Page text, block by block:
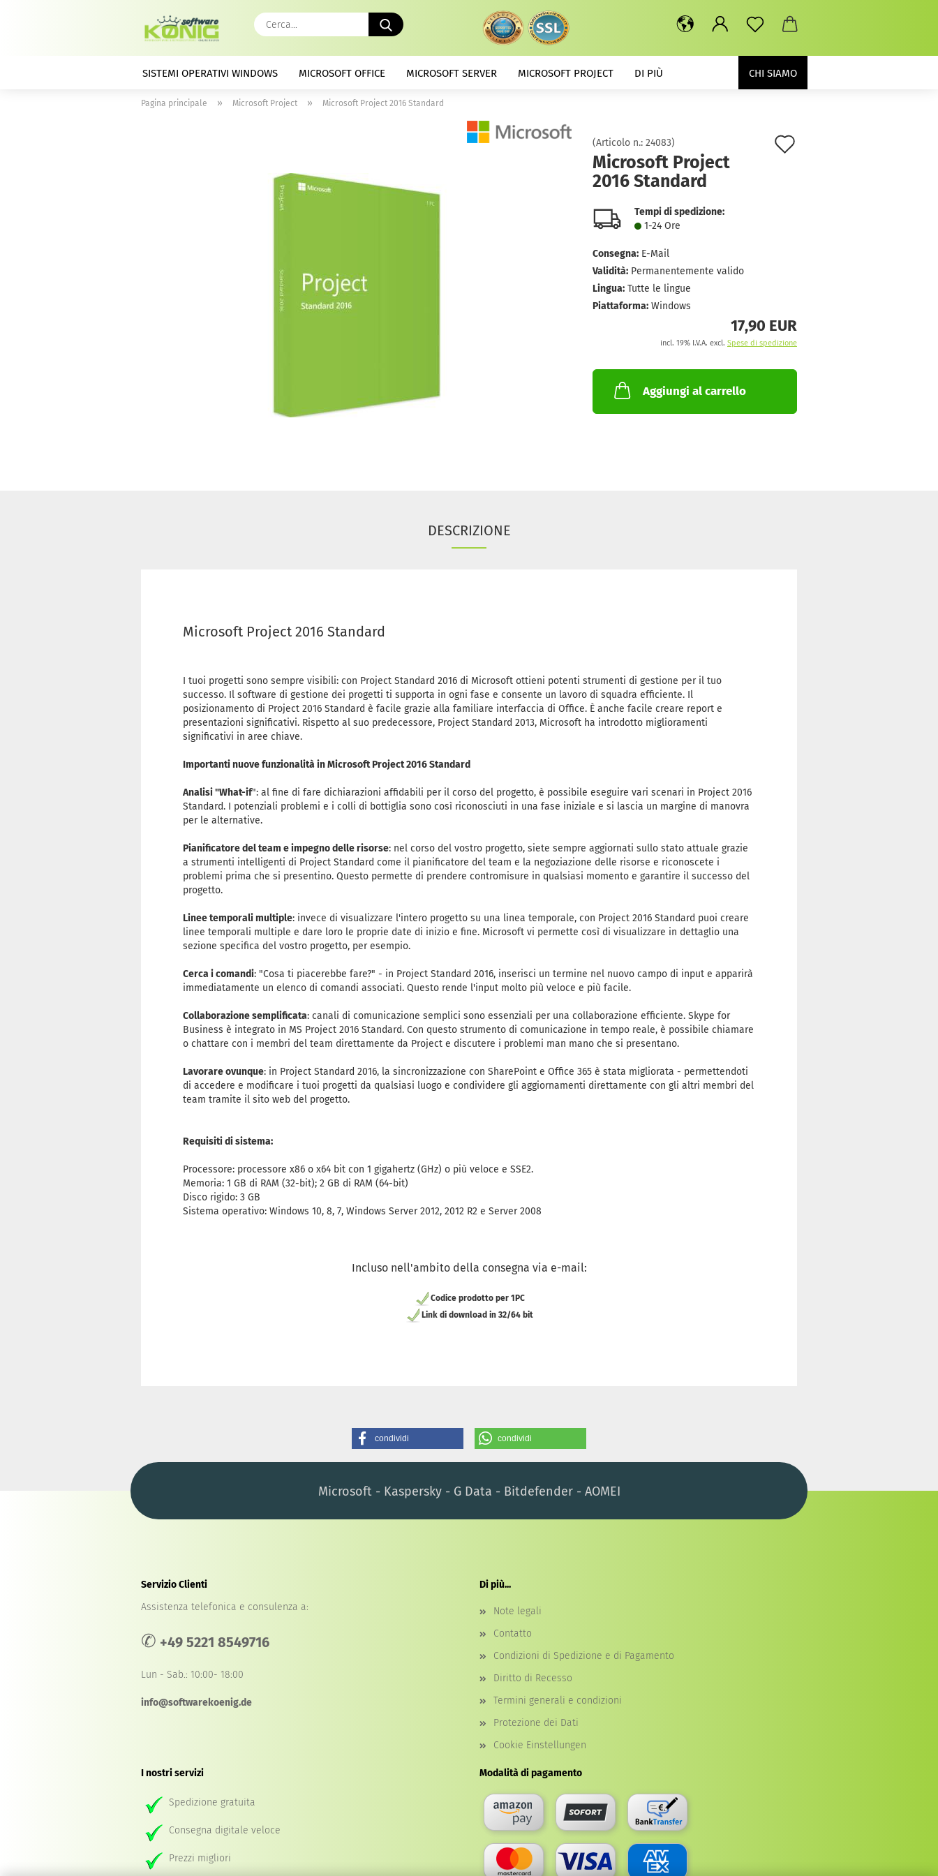
Cerca...
SISTEMI OPERATIVI WINDOWS MICROSOFT OFFICE MICROSOFT SERVER MICROSOFT PROJECT CHI SIAMO
DI PIÙ
Pagina principale » Microsoft Project » Microsoft Project 2016 Standard
(Articolo n.: 24083)
Microsoft Project
2016 Standard
Tempi di spedizione:
1-24 Ore
Consegna: E-Mail
Validità: Permanentemente valido
Lingua: Tutte le lingue
Piattaforma: Windows
17,90 EUR
incl. 19% I.V.A. excl. Spese di spedizione
Aggiungi al carrello
DESCRIZIONE
Microsoft Project 2016 Standard
I tuoi progetti sono sempre visibili: con Project Standard 2016 di Microsoft ottieni potenti strumenti di gestione per il tuo
successo. Il software di gestione dei progetti ti supporta in ogni fase e consente un lavoro di squadra efficiente. Il
posizionamento di Project 2016 Standard è facile grazie alla familiare interfaccia di Office. È anche facile creare report e
presentazioni significativi. Rispetto al suo predecessore, Project Standard 2013, Microsoft ha introdotto miglioramenti
significativi in ​​aree chiave.
Importanti nuove funzionalità in Microsoft Project 2016 Standard
Analisi "What-if": al fine di fare dichiarazioni affidabili per il corso del progetto, è possibile eseguire vari scenari in Project 2016
Standard. I potenziali problemi e i colli di bottiglia sono così riconosciuti in una fase iniziale e si lascia un margine di manovra
per le alternative.
Pianificatore del team e impegno delle risorse: nel corso del vostro progetto, siete sempre aggiornati sullo stato attuale grazie
a strumenti intelligenti di Project Standard come il pianificatore del team e la negoziazione delle risorse e riconoscete i
problemi prima che si presentino. Questo permette di prendere contromisure in qualsiasi momento e garantire il successo del
progetto.
Linee temporali multiple: invece di visualizzare l'intero progetto su una linea temporale, con Project 2016 Standard puoi creare
linee temporali multiple e dare loro le proprie date di inizio e fine. Microsoft vi permette così di visualizzare in dettaglio una
sezione specifica del vostro progetto, per esempio.
Cerca i comandi: "Cosa ti piacerebbe fare?" - in Project Standard 2016, inserisci un termine nel nuovo campo di input e apparirà
immediatamente un elenco di comandi associati. Questo rende l'input molto più veloce e più facile.
Collaborazione semplificata: canali di comunicazione semplici sono essenziali per una collaborazione efficiente. Skype for
Business è integrato in MS Project 2016 Standard. Con questo strumento di comunicazione in tempo reale, è possibile chiamare
o chattare con i membri del team direttamente da Project e discutere i problemi man mano che si presentano.
Lavorare ovunque: in Project Standard 2016, la sincronizzazione con SharePoint e Office 365 è stata migliorata - permettendoti
di accedere e modificare i tuoi progetti da qualsiasi luogo e condividere gli aggiornamenti direttamente con gli altri membri del
team tramite il sito web del progetto.
Requisiti di sistema:
Processore: processore x86 o x64 bit con 1 gigahertz (GHz) o più veloce e SSE2.
Memoria: 1 GB di RAM (32-bit); 2 GB di RAM (64-bit)
Disco rigido: 3 GB
Sistema operativo: Windows 10, 8, 7, Windows Server 2012, 2012 R2 e Server 2008
Incluso nell'ambito della consegna via e-mail:
Codice prodotto per 1PC
Link di download in 32/64 bit
condividi condividi
Microsoft - Kaspersky - G Data - Bitdefender - AOMEI
Servizio Clienti
Assistenza telefonica e consulenza a:
✆ +49 5221 8549716
Lun - Sab.: 10:00- 18:00
info@softwarekoenig.de
Di più...
Note legali
Contatto
Condizioni di Spedizione e di Pagamento
Diritto di Recesso
Termini generali e condizioni
Protezione dei Dati
Cookie Einstellungen
I nostri servizi
Spedizione gratuita
Consegna digitale veloce
Prezzi migliori
Modalità di pagamento